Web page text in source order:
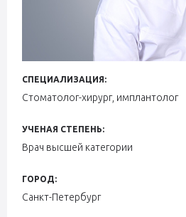
СПЕЦИАЛИЗАЦИЯ:
Стоматолог-хирург, имплантолог
УЧЕНАЯ СТЕПЕНЬ:
Врач высшей категории
ГОРОД:
Санкт-Петербург